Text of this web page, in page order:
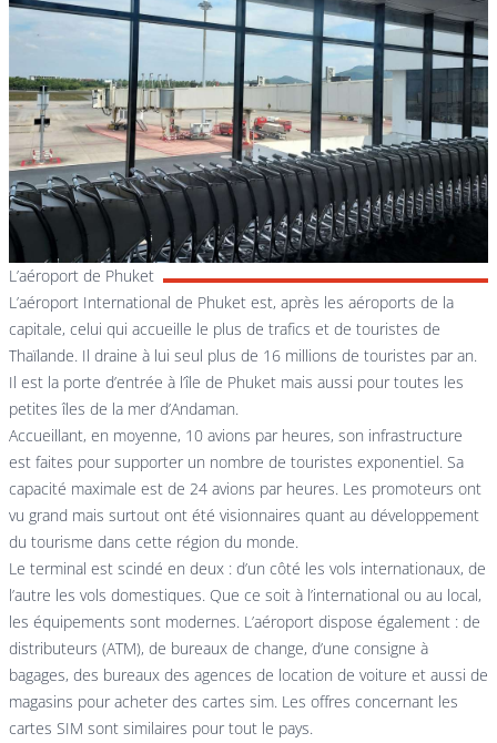
L’aéroport de Phuket
L’aéroport International de Phuket est, après les aéroports de la
capitale, celui qui accueille le plus de trafics et de touristes de
Thaïlande. Il draine à lui seul plus de 16 millions de touristes par an.
Il est la porte d’entrée à l’île de Phuket mais aussi pour toutes les
petites îles de la mer d’Andaman.
Accueillant, en moyenne, 10 avions par heures, son infrastructure
est faites pour supporter un nombre de touristes exponentiel. Sa
capacité maximale est de 24 avions par heures. Les promoteurs ont
vu grand mais surtout ont été visionnaires quant au développement
du tourisme dans cette région du monde.
Le terminal est scindé en deux : d’un côté les vols internationaux, de
l’autre les vols domestiques. Que ce soit à l’international ou au local,
les équipements sont modernes. L’aéroport dispose également : de
distributeurs (ATM), de bureaux de change, d’une consigne à
bagages, des bureaux des agences de location de voiture et aussi de
magasins pour acheter des cartes sim. Les offres concernant les
cartes SIM sont similaires pour tout le pays.